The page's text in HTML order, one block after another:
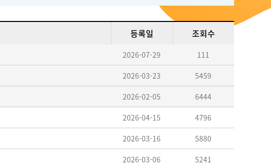
등록일 조회수
2026-07-29 111
2026-03-23 5459
2026-02-05 6444
2026-04-15 4796
2026-03-16 5880
2026-03-06 5241